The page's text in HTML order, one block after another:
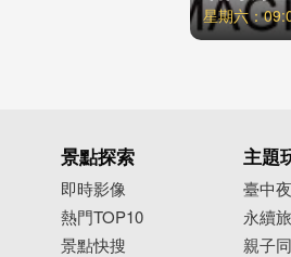
星期六：
景點探索
即時影像
熱門TOP10
景點快搜
主題
臺中
永續
親子